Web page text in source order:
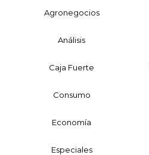
Agronegocios
Análisis
Caja Fuerte
Consumo
Economía
Especiales